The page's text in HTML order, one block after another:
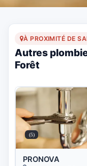
À PROXIMITÉ DE
Autres
Forêt
(5)
PRONOVA